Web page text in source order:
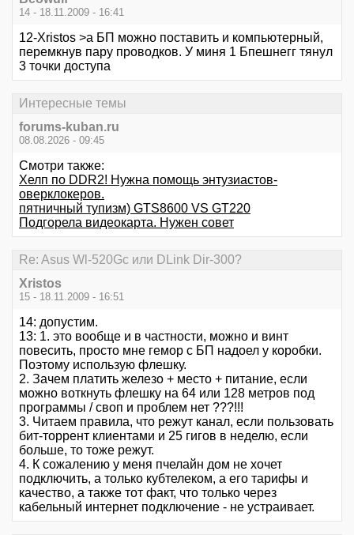
14 - 18.11.2009 - 16:41
12-Xristos >а БП можно поставить и компьютерный,
перемкнув пару проводков. У миня 1 Бпешнегг тянул
3 точки доступа
Интересные темы
forums-kuban.ru
08.08.2026 - 09:45
Смотри также:
Хелп по DDR2! Нужна помощь энтузиастов-
оверклокеров.
пятничный тупизм) GTS8600 VS GT220
Подгорела видеокарта. Нужен совет
Re: Asus Wl-520Gc или DLink Dir-300?
Xristos
15 - 18.11.2009 - 16:51
14: допустим.
13: 1. это вообще и в частности, можно и винт
повесить, просто мне гемор с БП надоел у коробки.
Поэтому использую флешку.
2. Зачем платить железо + место + питание, если
можно воткнуть флешку на 64 или 128 метров под
программы / своп и проблем нет ???!!!
3. Читаем правила, что режут канал, если пользовать
бит-торрент клиентами и 25 гигов в неделю, если
больше, то тоже режут.
4. К сожалению у меня пчелайн дом не хочет
подключить, а только кубтелеком, а его тарифы и
качество, а также тот факт, что только через
кабельный интернет подключение - не устраивает.